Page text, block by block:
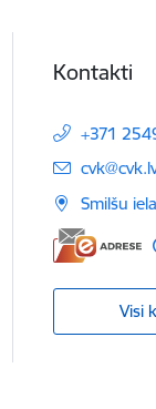
Kontakti
+371
E-pasts:
Smilšu
Visi